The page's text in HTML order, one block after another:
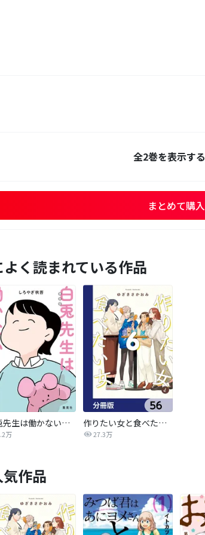
全2巻を表示する
まとめて購入
く読まれている作品
白兎先生は働かない【タテヨミ】
万
作りたい女と食べたい女【分冊版】
27.3万
作品